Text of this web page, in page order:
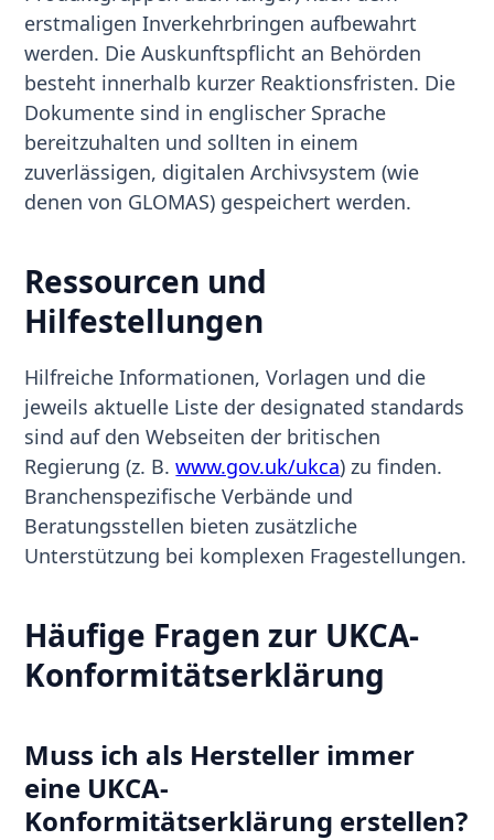
erstmaligen Inverkehrbringen aufbewahrt
werden. Die Auskunftspflicht an Behörden
besteht innerhalb kurzer Reaktionsfristen. Die
Dokumente sind in englischer Sprache
bereitzuhalten und sollten in einem
zuverlässigen, digitalen Archivsystem (wie
denen von GLOMAS) gespeichert werden.
Ressourcen und
Hilfestellungen
Hilfreiche Informationen, Vorlagen und die
jeweils aktuelle Liste der designated standards
sind auf den Webseiten der britischen
Regierung (z. B.www.gov.uk/ukca) zu finden.
Branchenspezifische Verbände und
Beratungsstellen bieten zusätzliche
Unterstützung bei komplexen Fragestellungen.
Häufige Fragen zur UKCA-
Konformitätserklärung
Muss ich als Hersteller immer
eine UKCA-
Konformitätserklärung erstellen?